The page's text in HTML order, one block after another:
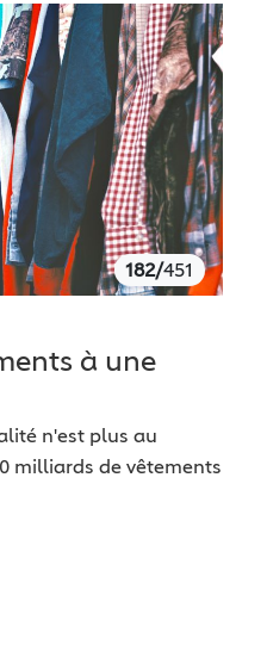
182/451
à une
n'est plus au
milliards de vêtements